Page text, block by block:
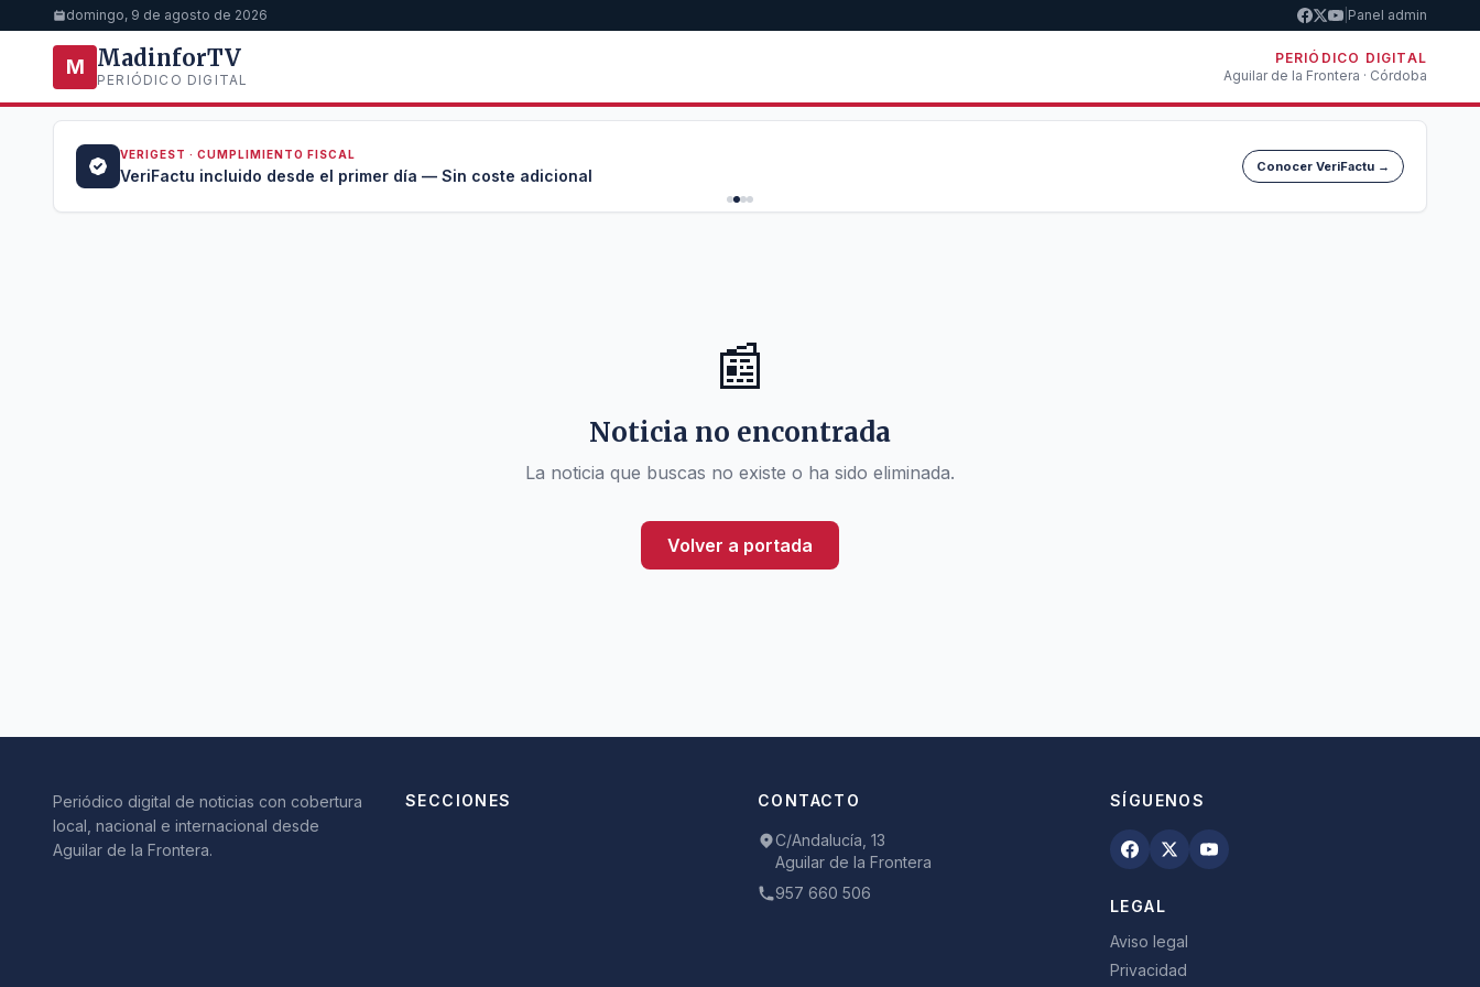
domingo, 9 de agosto de 2026 Panel admin
M MadinforTV
PERIÓDICO DIGITAL
PERIÓDICO DIGITAL
Aguilar de la Frontera · Córdoba
VERIGEST · CUMPLIMIENTO FISCAL
VeriFactu incluido desde el primer día — Sin coste adicional Conocer VeriFactu →
📰
Noticia no encontrada
La noticia que buscas no existe o ha sido eliminada.
Volver a portada
Periódico digital de noticias con cobertura
local, nacional e internacional desde
Aguilar de la Frontera.
SECCIONES CONTACTO
C/Andalucía, 13
Aguilar de la Frontera
957 660 506
SÍGUENOS
LEGAL
Aviso legal
Privacidad